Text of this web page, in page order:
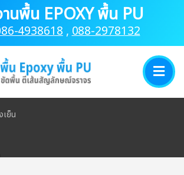
นพื้น EPOXY พื้น PU
4938618,088-2978132
ย็น